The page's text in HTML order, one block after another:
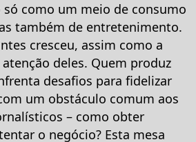
como um meio de consumo
também de entretenimento.
cresceu, assim como a
deles. Quem produz
desafios para fidelizar
um obstáculo comum aos
– como obter
o negócio? Esta mesa